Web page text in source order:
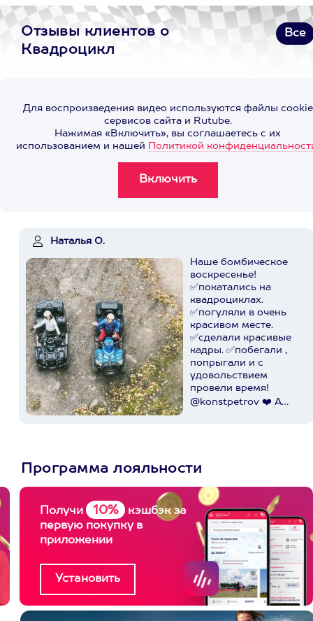
Отзывы клиентов о
Квадроцикл
Все
Для воспроизведения видео используются файлы cookie
сервисов сайта и Rutube.
Нажимая «Включить», вы соглашаетесь с их
использованием и нашей Политикой
Наталья О.
Наше бомбическое
воскресенье!
✅покатались на
квадроциклах.
✅погуляли в очень
красивом месте.
✅сделали красивые
кадры. ✅побегали ,
попрыгали и с
удовольствием
провели время!
@konstpetrov ❤️ А
Программа лояльности
Получи 10%
кэшбэк за
первую покупку в
приложении